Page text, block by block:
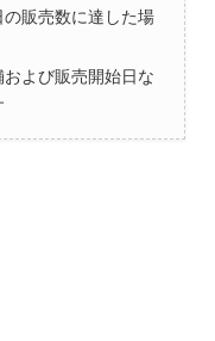
販売数に達した場
よび販売開始日な